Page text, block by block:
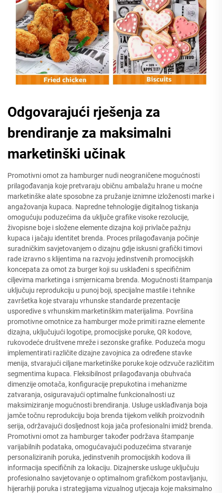
Odgovarajući rješenja za
brendiranje za maksimalni
marketinški učinak
Promotivni omot za hamburger nudi neograničene mogućnosti
prilagođavanja koje pretvaraju običnu ambalažu hrane u moćne
marketinške alate sposobne za pružanje iznimne izloženosti marke i
angažovanja kupaca. Napredne tehnologije digitalnog tiskanja
omogućuju poduzećima da uključe grafike visoke rezolucije,
živopisne boje i složene elemente dizajna koji privlače pažnju
kupaca i jačaju identitet brenda. Proces prilagođavanja počinje
suradničkim savjetovanjem o dizajnu gdje iskusni grafički timovi
rade izravno s klijentima na razvoju jedinstvenih promocijskih
koncepata za omot za burger koji su usklađeni s specifičnim
ciljevima marketinga i smjernicama brenda. Mogućnosti štampanja
uključuju reprodukciju u punoj boji, specijalne mastile i tehnike
završetka koje stvaraju vrhunske standarde prezentacije
usporedive s vrhunskim marketinškim materijalima. Površina
promotivne omotnice za hamburger može primiti razne elemente
dizajna, uključujući logotipe, promocijske poruke, QR kodove,
rukovodeće društvene mreže i sezonske grafike. Poduzeća mogu
implementirati različite dizajne zavojnica za određene stavke
menija, stvarajući ciljane marketinške poruke koje odzvuče različitim
segmentima kupaca. Fleksibilnost prilagođavanja obuhvaća
dimenzije omotača, konfiguracije prepukotina i mehanizme
zatvaranja, osiguravajući optimalne funkcionalnosti uz
maksimiziranje mogućnosti brendiranja. Usluge usklađivanja boja
jamče točnu reprodukciju boja brenda tijekom velikih proizvodnih
serija, održavajući dosljednost koja jača profesionalni imidž brenda.
Promotivni omot za hamburger također podržava štampanje
varijabilnih podataka, omogućavajući poduzećima stvaranje
personaliziranih poruka, jedinstvenih promocijskih kodova ili
informacija specifičnih za lokaciju. Dizajnerske usluge uključuju
profesionalno savjetovanje o optimalnom grafičkom postavljanju,
hijerarhiji poruka i strategijama vizualnog utjecaja koje maksimalno